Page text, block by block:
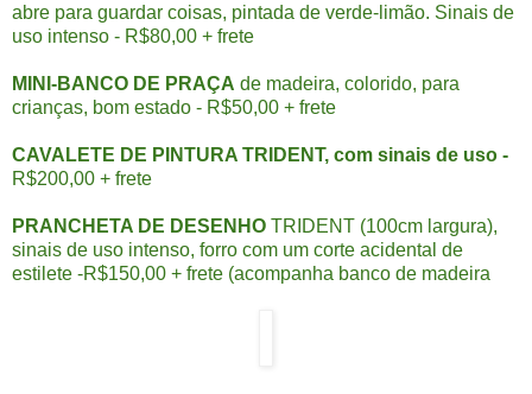
abre para guardar coisas, pintada de verde-limão. Sinais de
uso intenso - R$80,00 + frete
MINI-BANCO DE PRAÇA de madeira, colorido, para
crianças, bom estado - R$50,00 + frete
CAVALETE DE PINTURA TRIDENT, com sinais de uso -
R$200,00 + frete
PRANCHETA DE DESENHO TRIDENT (100cm largura),
sinais de uso intenso, forro com um corte acidental de
estilete -R$150,00 + frete (acompanha banco de madeira